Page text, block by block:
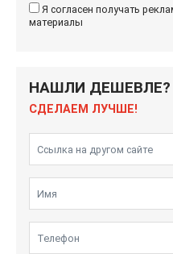
Я согласен получать
материалы
НАШЛИ ДЕШЕВЛЕ?
СДЕЛАЕМ ЛУЧШЕ!